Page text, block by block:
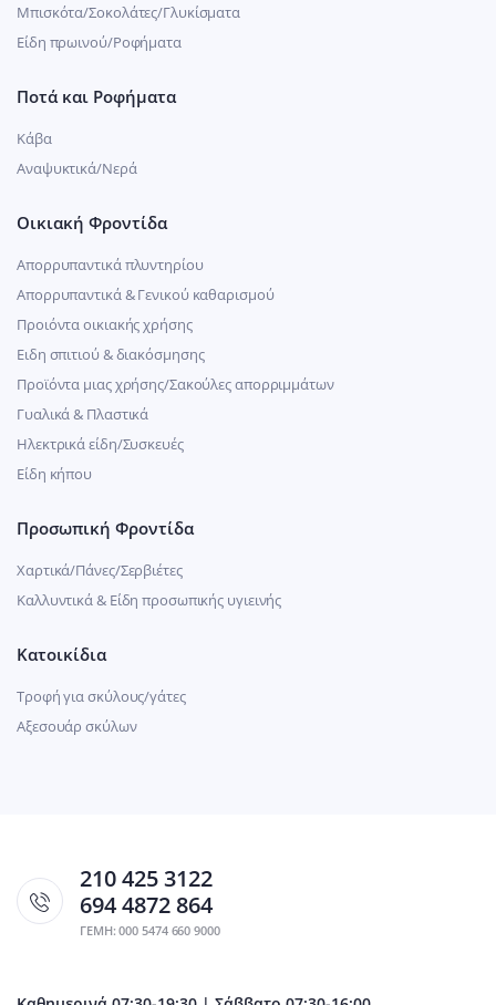
Μπισκότα/Σοκολάτες/Γλυκίσματα
Είδη πρωινού/Ροφήματα
Ποτά και Ροφήματα
Κάβα
Αναψυκτικά/Νερά
Οικιακή Φροντίδα
Απορρυπαντικά πλυντηρίου
Απορρυπαντικά & Γενικού καθαρισμού
Προιόντα οικιακής χρήσης
Ειδη σπιτιού & διακόσμησης
Προϊόντα μιας χρήσης/Σακούλες απορριμμάτων
Γυαλικά & Πλαστικά
Ηλεκτρικά είδη/Συσκευές
Είδη κήπου
Προσωπική Φροντίδα
Χαρτικά/Πάνες/Σερβιέτες
Καλλυντικά & Είδη προσωπικής υγιεινής
Κατοικίδια
Τροφή για σκύλους/γάτες
Αξεσουάρ σκύλων
210 425 3122
694 4872 864
ΓΕΜΗ: 000 5474 660 9000